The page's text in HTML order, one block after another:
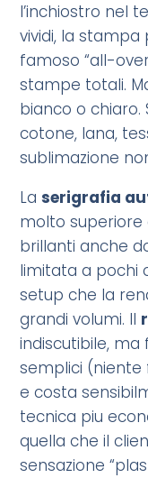
l’inchiostro nel
vividi, la
famoso “all-
stampe totali.
bianco o chiaro.
cotone, lana,
sublimazione
Laserigrafia
molto superiore
brillanti anche
limitata a pochi
setup che la
grandi volumi. Il
indiscutibile, ma
semplici
e costa
tecnica piu
quella che il
sensazione